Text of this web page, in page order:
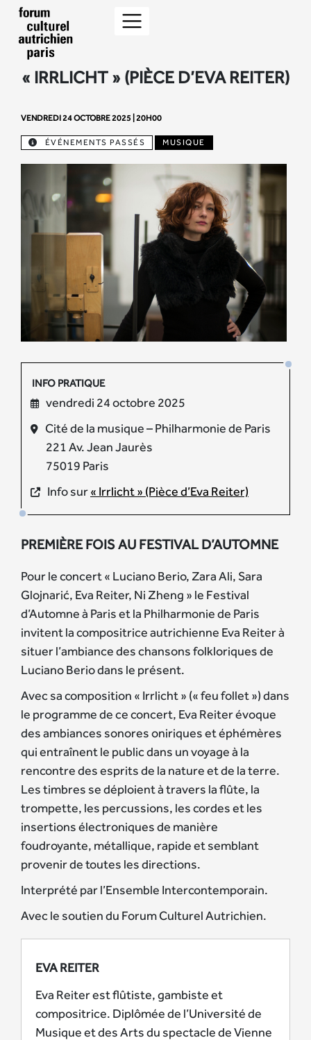
« IRRLICHT » (PIÈCE D’EVA REITER)
VENDREDI 24 OCTOBRE 2025 | 20H00
ÉVÉNEMENTS PASSÉS MUSIQUE
INFO PRATIQUE
vendredi 24 octobre 2025
Cité de la musique – Philharmonie de Paris
221 Av. Jean Jaurès
75019 Paris
Info sur« Irrlicht » (Pièce d’Eva Reiter)
PREMIÈRE FOIS AU FESTIVAL D’AUTOMNE
Pour le concert « Luciano Berio, Zara Ali, Sara
Glojnarić, Eva Reiter, Ni Zheng » le Festival
d’Automne à Paris et la Philharmonie de Paris
invitent la compositrice autrichienne Eva Reiter à
situer l’ambiance des chansons folkloriques de
Luciano Berio dans le présent.
Avec sa composition « Irrlicht » (« feu follet ») dans
le programme de ce concert, Eva Reiter évoque
des ambiances sonores oniriques et éphémères
qui entraînent le public dans un voyage à la
rencontre des esprits de la nature et de la terre.
Les timbres se déploient à travers la flûte, la
trompette, les percussions, les cordes et les
insertions électroniques de manière
foudroyante, métallique, rapide et semblant
provenir de toutes les directions.
Interprété par l’Ensemble Intercontemporain.
Avec le soutien du Forum Culturel Autrichien.
EVA REITER
Eva Reiter est flûtiste, gambiste et
compositrice. Diplômée de l’Université de
Musique et des Arts du spectacle de Vienne